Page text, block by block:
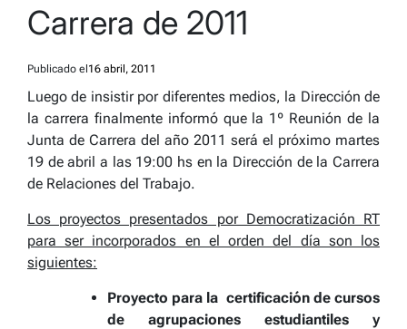
Carrera de 2011
Publicado el 16 abril, 2011
Luego de insistir por diferentes medios, la Dirección de
la carrera finalmente informó que la 1º Reunión de la
Junta de Carrera del año 2011 será el próximo martes
19 de abril a las 19:00 hs en la Dirección de la Carrera
de Relaciones del Trabajo.
Los proyectos presentados por Democratización RT
para ser incorporados en el orden del día son los
siguientes:
Proyecto para la certificación de cursos
de agrupaciones estudiantiles y